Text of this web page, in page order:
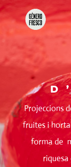
Projeccions
fruites i
forma de